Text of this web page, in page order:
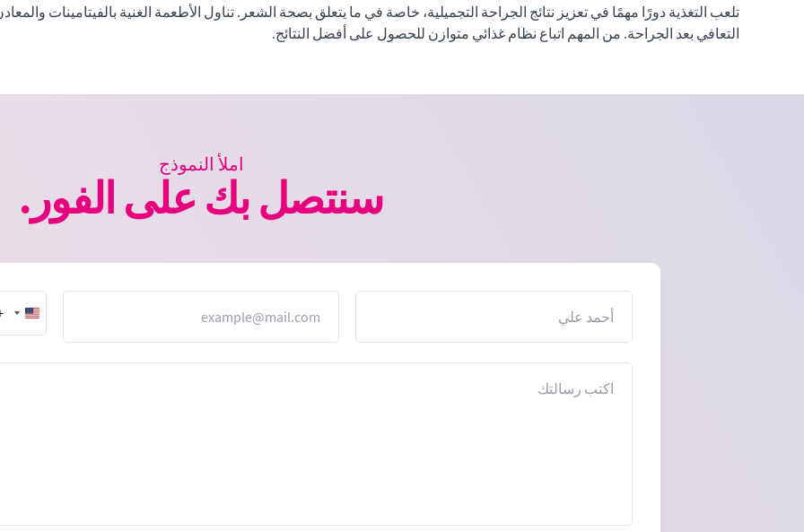
تلعب التغذية دورًا مهمًا في تعزيز نتائج الجراحة التجميلية، خاصة في ما يتعلق بصحة الشعر. تناول الأطعمة الغنية بالفيتامينات
التعافي بعد الجراحة. من المهم اتباع نظام غذائي متوازن للحصول على أفضل النتائج.
املأ النموذج
سنتصل بك على الفور.
+1